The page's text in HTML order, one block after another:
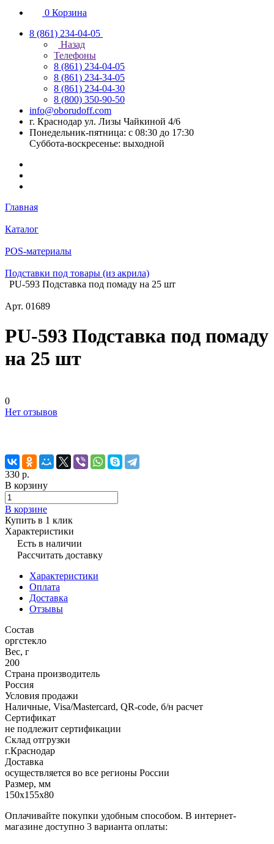
0 Корзина
8 (861) 234-04-05
Назад
Телефоны
8 (861) 234-04-05
8 (861) 234-34-05
8 (861) 234-04-30
8 (800) 350-90-50
info@oborudoff.com
г. Краснодар ул. Лизы Чайкиной 4/6
Понедельник-пятница: с 08:30 до 17:30
Суббота-воскресенье: выходной
Главная
Каталог
POS-материалы
Подставки под товары (из акрила)
PU-593 Подставка под помаду на 25 шт
Арт. 01689
PU-593 Подставка под помаду
на 25 шт
0
Нет отзывов
330 р.
В корзину
В корзине
Купить в 1 клик
Характеристики
Есть в наличии
Рассчитать доставку
Характеристики
Оплата
Доставка
Отзывы
Состав
оргстекло
Вес, г
200
Страна производитель
Россия
Условия продажи
Наличные, Visa/Mastercard, QR-code, б/н расчет
Сертификат
не подлежит сертификации
Склад отгрузки
г.Краснодар
Доставка
осуществляется во все регионы России
Размер, мм
150х155х80
Оплачивайте покупки удобным способом. В интернет-
магазине доступно 3 варианта оплаты: